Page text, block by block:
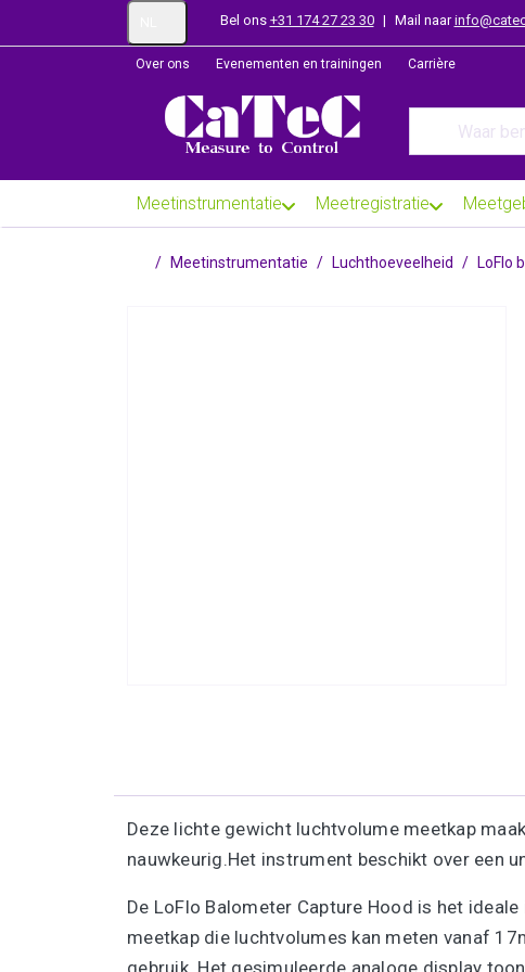
Bel ons +31 174 27 23 30 | Mail naar
Over ons Evenementen en trainingen Carrière
Meetinstrumentatie Meetregistratie
Startpagina
Meetinstrumentatie Luchthoeveelheid LoFlo
Deze lichte gewicht luchtvolume meetkap
nauwkeurig.Het instrument beschikt over een
De LoFlo Balometer Capture Hood is het
meetkap die luchtvolumes kan meten vanaf
gebruik. Het gesimuleerde analoge display